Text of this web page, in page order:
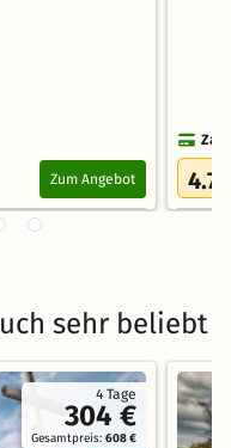
Zum Angebot 4.7
sehr beliebt
4 Tage
304 €
Gesamtpreis:608 €